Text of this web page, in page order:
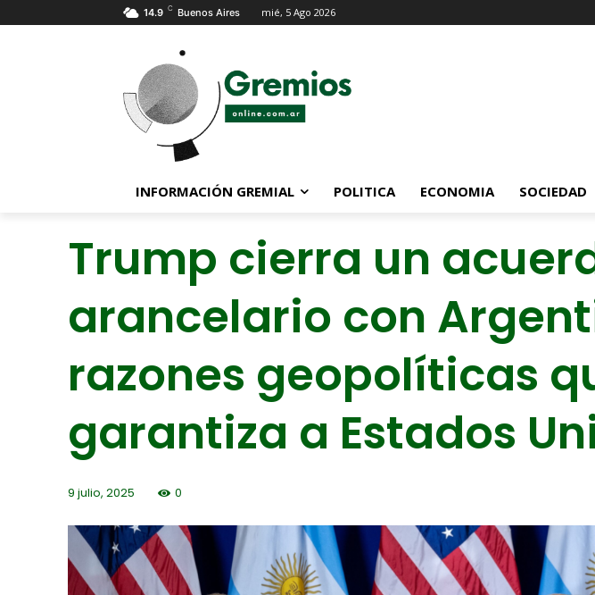
14.9 C Buenos Aires mié, 5 Ago 2026
INFORMACIÓN GREMIAL POLITICA ECONOMIA SOCIEDAD
Trump cierra un
arancelario con
razones geopolíticas
garantiza a Estados
9 julio, 2025 0